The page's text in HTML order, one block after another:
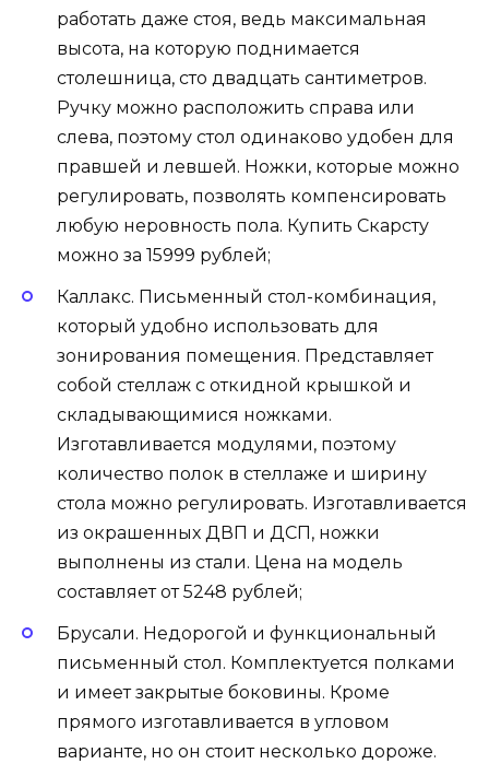
работать даже стоя, ведь максимальная
высота, на которую поднимается
столешница, сто двадцать сантиметров.
Ручку можно расположить справа или
слева, поэтому стол одинаково удобен для
правшей и левшей. Ножки, которые можно
регулировать, позволять компенсировать
любую неровность пола. Купить Скарсту
можно за 15999 рублей;
Каллакс. Письменный стол-комбинация,
который удобно использовать для
зонирования помещения. Представляет
собой стеллаж с откидной крышкой и
складывающимися ножками.
Изготавливается модулями, поэтому
количество полок в стеллаже и ширину
стола можно регулировать. Изготавливается
из окрашенных ДВП и ДСП, ножки
выполнены из стали. Цена на модель
составляет от 5248 рублей;
Брусали. Недорогой и функциональный
письменный стол. Комплектуется полками
и имеет закрытые боковины. Кроме
прямого изготавливается в угловом
варианте, но он стоит несколько дороже.